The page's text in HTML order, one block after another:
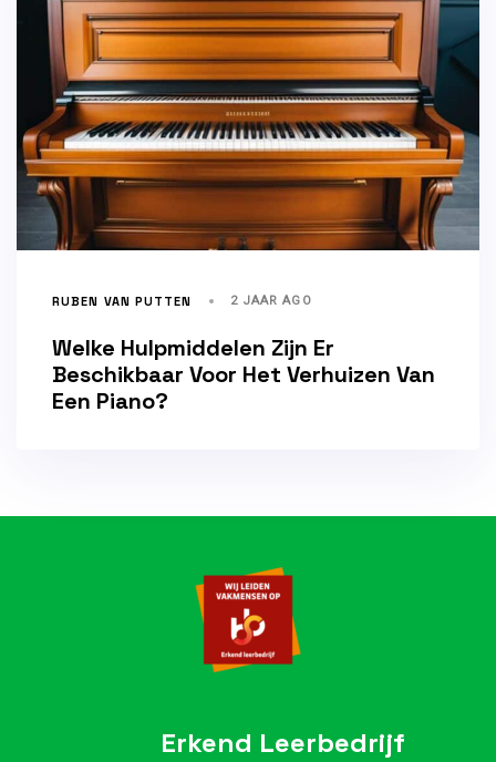
RUBEN VAN PUTTEN 2 JAAR AGO
Welke Hulpmiddelen Zijn Er
Beschikbaar Voor Het Verhuizen Van
Een Piano?
Erkend Leerbedrijf